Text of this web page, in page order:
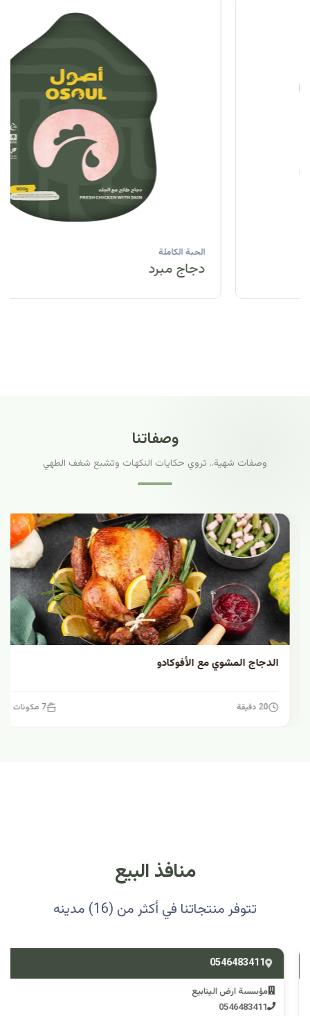
وصفاتنا
وصفات شهية.. تروي حكايات النكهات وتشبع شغف الطهي
الدجاج المشوي مع الأفوكادو
20 دقيقة 7 مكونات
منافذ البيع
تتوفر منتجاتنا في أكثر من (16) مدينه
0546483411
مؤسسة ارض الينابيع
0546483411